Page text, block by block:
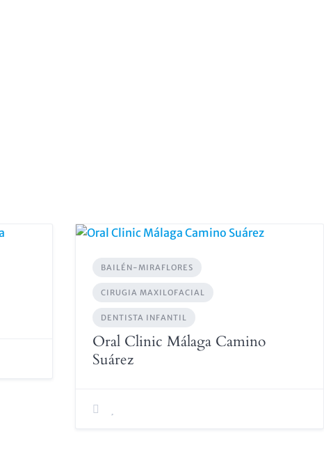
BAILÉN-MIRAFLORES
CIRUGIA MAXILOFACIAL
DENTISTA INFANTIL
Oral Clinic Málaga Camino
Suárez